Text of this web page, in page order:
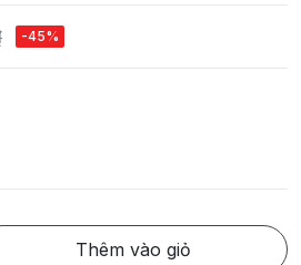
-45%
Thêm vào giỏ